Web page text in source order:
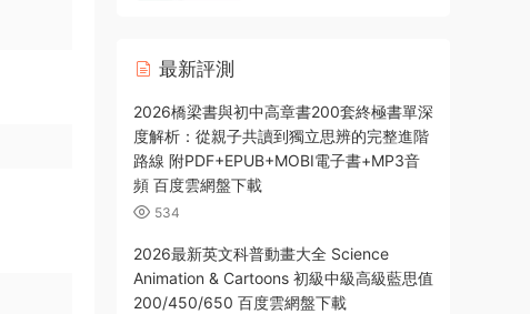
最新評測
2026橋梁書與初中高章書200套終極書單深
度解析：從親子共讀到獨立思辨的完整進階
路線 附PDF+EPUB+MOBI電子書+MP3音
頻 百度雲網盤下載
534
2026最新英文科普動畫大全 Science
Animation & Cartoons 初級中級高級藍思值
200/450/650 百度雲網盤下載